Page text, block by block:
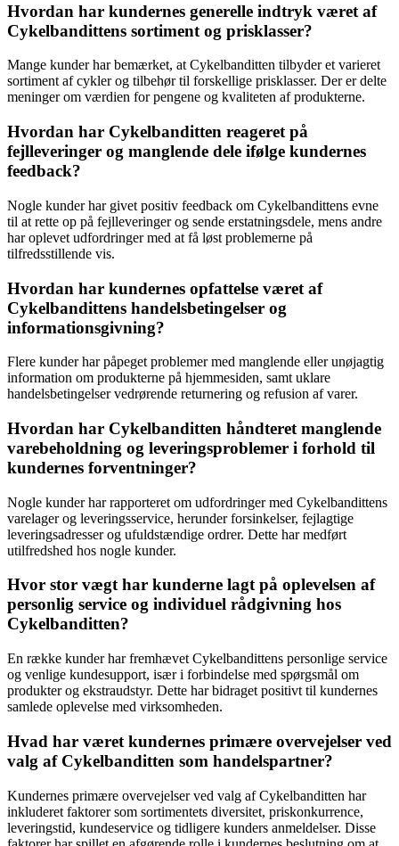
Hvordan har kundernes generelle indtryk været af
Cykelbandittens sortiment og prisklasser?
Mange kunder har bemærket, at Cykelbanditten tilbyder et varieret
sortiment af cykler og tilbehør til forskellige prisklasser. Der er delte
meninger om værdien for pengene og kvaliteten af produkterne.
Hvordan har Cykelbanditten reageret på
fejlleveringer og manglende dele ifølge kundernes
feedback?
Nogle kunder har givet positiv feedback om Cykelbandittens evne
til at rette op på fejlleveringer og sende erstatningsdele, mens andre
har oplevet udfordringer med at få løst problemerne på
tilfredsstillende vis.
Hvordan har kundernes opfattelse været af
Cykelbandittens handelsbetingelser og
informationsgivning?
Flere kunder har påpeget problemer med manglende eller unøjagtig
information om produkterne på hjemmesiden, samt uklare
handelsbetingelser vedrørende returnering og refusion af varer.
Hvordan har Cykelbanditten håndteret manglende
varebeholdning og leveringsproblemer i forhold til
kundernes forventninger?
Nogle kunder har rapporteret om udfordringer med Cykelbandittens
varelager og leveringsservice, herunder forsinkelser, fejlagtige
leveringsadresser og ufuldstændige ordrer. Dette har medført
utilfredshed hos nogle kunder.
Hvor stor vægt har kunderne lagt på oplevelsen af
personlig service og individuel rådgivning hos
Cykelbanditten?
En række kunder har fremhævet Cykelbandittens personlige service
og venlige kundesupport, især i forbindelse med spørgsmål om
produkter og ekstraudstyr. Dette har bidraget positivt til kundernes
samlede oplevelse med virksomheden.
Hvad har været kundernes primære overvejelser ved
valg af Cykelbanditten som handelspartner?
Kundernes primære overvejelser ved valg af Cykelbanditten har
inkluderet faktorer som sortimentets diversitet, priskonkurrence,
leveringstid, kundeservice og tidligere kunders anmeldelser. Disse